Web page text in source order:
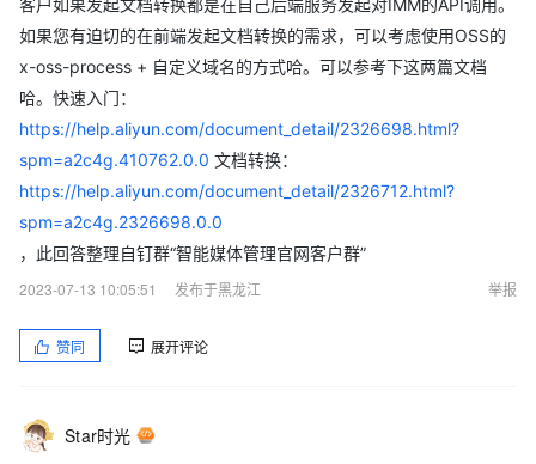
客户如果发起文档转换都是在自己后端服务发起对IMM的API调用。
如果您有迫切的在前端发起文档转换的需求，可以考虑使用OSS的
x-oss-process + 自定义域名的方式哈。可以参考下这两篇文档
哈。快速入门：
https://help.aliyun.com/document_detail/2326698.html?
spm=a2c4g.410762.0.0 文档转换：
https://help.aliyun.com/document_detail/2326712.html?
spm=a2c4g.2326698.0.0
，此回答整理自钉群“智能媒体管理官网客户群”
2023-07-13 10:05:51
发布于黑龙江 举报
赞同 展开评论
Star时光